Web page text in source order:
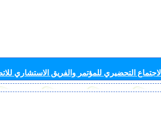
التحضيري للمؤتمر والفريق الاستشاري